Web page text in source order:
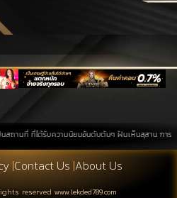
ได้รับความนิยมอันดับต้นๆ ฝันเห็นสุสาน การค้น
|Contact Us |About Us
reserved www.lekded789.com